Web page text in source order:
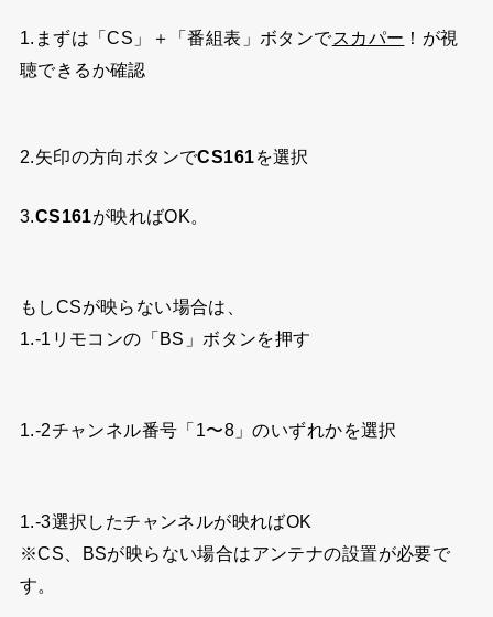
1.まずは「CS」＋「番組表」ボタンでスカパー ！が視
聴できるか確認
2.矢印の方向ボタンでCS161を選択
3. CS161 が映ればOK。
もしCSが映らない場合は、
1.-1リモコンの「BS」ボタンを押す
1.-2チャンネル番号「1〜8」のいずれかを選択
1.-3選択したチャンネルが映ればOK
※CS、BSが映らない場合はアンテナの設置が必要で
す。